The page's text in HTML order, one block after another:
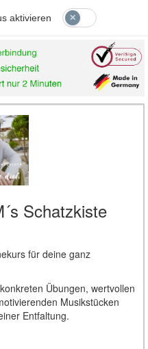
aktivieren
Schatzkiste
für deine ganz
Übungen, wertvollen
Musikstücken
Entfaltung.